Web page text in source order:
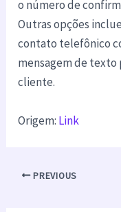
o número de
Outras opções
contato telefônico
mensagem de texto
cliente.
Origem: Link
PREVIOUS